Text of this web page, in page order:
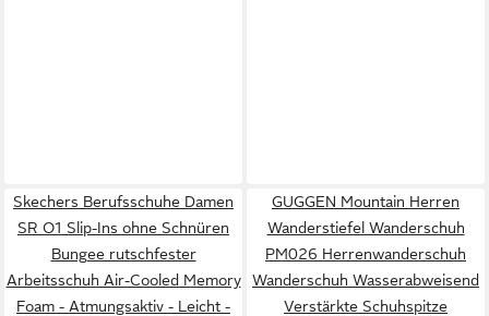
Skechers Berufsschuhe Damen
SR O1 Slip-Ins ohne Schnüren
Bungee rutschfester
Arbeitsschuh Air-Cooled Memory
Foam - Atmungsaktiv - Leicht -
GUGGEN Mountain Herren
Wanderstiefel Wanderschuh
PM026 Herrenwanderschuh
Wanderschuh Wasserabweisend
Verstärkte Schuhspitze